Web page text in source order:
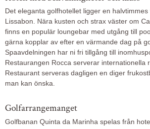
Det eleganta golfhotellet ligger en
Lissabon. Nära kusten och strax väster om
finns en populär loungebar med utgång till
gärna kopplar av efter en värmande dag på
Spaavdelningen har ni fri tillgång till
Restaurangen Rocca serverar internationella
Restaurant serveras dagligen en diger
man kan önska.
Golfarrangemanget
Golfbanan Quinta da Marinha spelas från